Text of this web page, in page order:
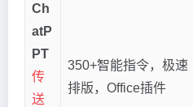
Ch
atP
PT
传
送
350+智能指令，极速
排版，Office插件